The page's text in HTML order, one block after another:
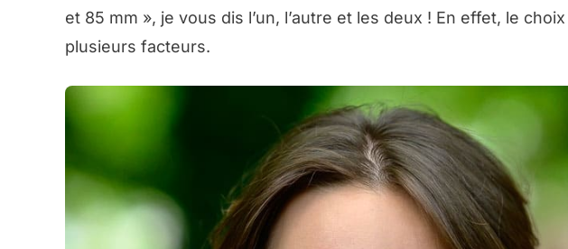
et 85 mm », je vous dis l’un, l’autre et les deux ! En effet, le
plusieurs facteurs.